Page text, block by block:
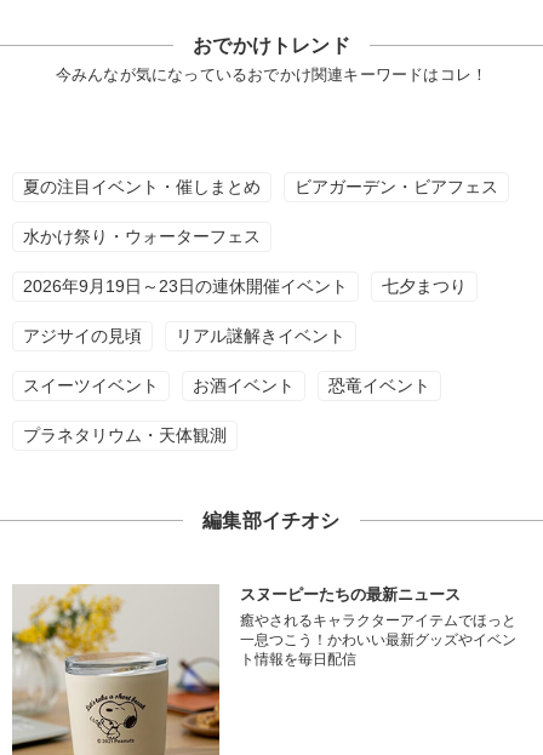
おでかけトレンド
今みんなが気になっているおでかけ関連キーワードはコレ！
夏の注目イベント・催しまとめ ビアガーデン・ビアフェス
水かけ祭り・ウォーターフェス
2026年9月19日～23日の連休開催イベント 七夕まつり
アジサイの見頃 リアル謎解きイベント
スイーツイベント お酒イベント 恐竜イベント
プラネタリウム・天体観測
編集部イチオシ
スヌーピーたちの最新ニュース
癒やされるキャラクターアイテムでほっと
一息つこう！かわいい最新グッズやイベン
ト情報を毎日配信